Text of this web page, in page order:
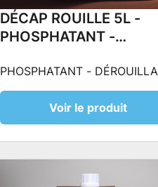
DÉCAP ROUILLE 5L -
PHOSPHATANT -
PHOSPHATANT -
Voir le produit